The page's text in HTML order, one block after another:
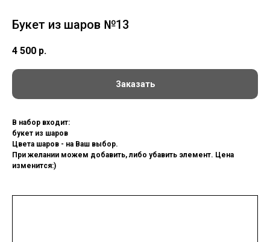
Букет из шаров №13
4 500 р.
Заказать
В набор входит:
букет из шаров
Цвета шаров - на Ваш выбор.
При желании можем добавить, либо убавить элемент. Цена
изменится:)